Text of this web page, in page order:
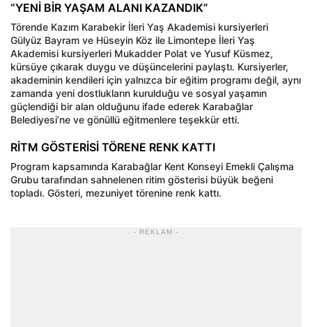
“YENİ BİR YAŞAM ALANI KAZANDIK”
Törende Kazım Karabekir İleri Yaş Akademisi kursiyerleri
Gülyüz Bayram ve Hüseyin Köz ile Limontepe İleri Yaş
Akademisi kursiyerleri Mukadder Polat ve Yusuf Küsmez,
kürsüye çıkarak duygu ve düşüncelerini paylaştı. Kursiyerler,
akademinin kendileri için yalnızca bir eğitim programı değil, aynı
zamanda yeni dostlukların kurulduğu ve sosyal yaşamın
güçlendiği bir alan olduğunu ifade ederek Karabağlar
Belediyesi’ne ve gönüllü eğitmenlere teşekkür etti.
RİTM GÖSTERİSİ TÖRENE RENK KATTI
Program kapsamında Karabağlar Kent Konseyi Emekli Çalışma
Grubu tarafından sahnelenen ritim gösterisi büyük beğeni
topladı. Gösteri, mezuniyet törenine renk kattı.
- REKLAM -